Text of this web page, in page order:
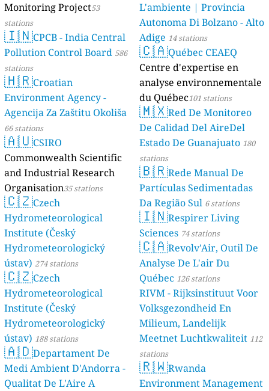
Monitoring Project53
stations
🇮🇳CPCB - India Central
Pollution Control Board 586
stations
🇭🇷Croatian
Environment Agency -
Agencija Za Zaštitu Okoliša
66 stations
🇦🇺CSIRO
Commonwealth Scientific
and Industrial Research
Organisation35 stations
🇨🇿Czech
Hydrometeorological
Institute (Český
Hydrometeorologický
ústav) 274 stations
🇨🇿Czech
Hydrometeorological
Institute (Český
Hydrometeorologický
ústav) 188 stations
🇦🇩Departament De
Medi Ambient D'Andorra -
Qualitat De L'Aire A
L'ambiente | Provincia
Autonoma Di Bolzano - Alto
Adige 14 stations
🇨🇦Québec CEAEQ
Centre d'expertise en
analyse environnementale
du Québec101 stations
🇲🇽Red De Monitoreo
De Calidad Del AireDel
Estado De Guanajuato 180
stations
🇧🇷Rede Manual De
Partículas Sedimentadas
Da Região Sul 6 stations
🇮🇳Respirer Living
Sciences 74 stations
🇨🇦Revolv'Air, Outil De
Analyse De L'air Du
Québec 126 stations
RIVM - Rijksinstituut Voor
Volksgezondheid En
Milieum, Landelijk
Meetnet Luchtkwaliteit 112
stations
🇷🇼Rwanda
Environment Management